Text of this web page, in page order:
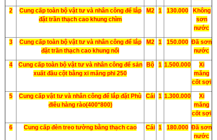
2
Cung cấp toàn bộ vật tư và nhân công để lắp
đặt trần thạch cao khung chìm
M2 1 130.000
Không
sơn
nước
3
Cung cấp toàn bộ vật tư và nhân công để lắp
đặt trần thạch cao khung nổi
M2 1 150.000 Đã sơn
nước
4
Cung cấp toàn bộ vật tư và nhân công để sản
xuất đầu cột bằng xi măng phi 250
Bộ 1 1.500.000
Xi
măng
cốt sợi
5
Cung cấp vật tư và nhân công để lắp đặt Phù
điêu hàng rào(400*800)
Cái 1 1.300.000
Xi
măng
cốt sợi
6 Cung cấp đèn treo tường bằng thạch cao Cái 1 180.000 Đã sơn
nước